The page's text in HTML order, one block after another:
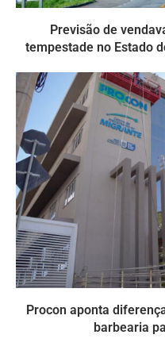
Previsão de
tempestade no Estado
Procon aponta
barbearia